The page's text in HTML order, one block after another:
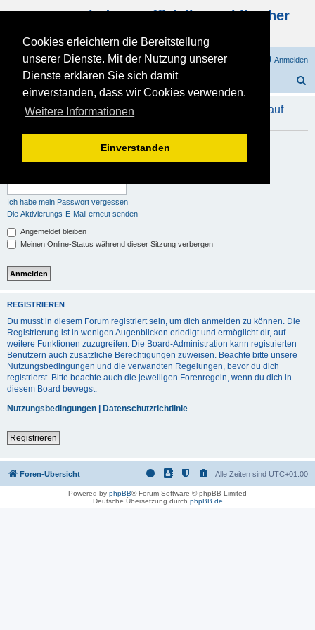
Cookies erleichtern die Bereitstellung
unserer Dienste. Mit der Nutzung unserer
Dienste erklären Sie sich damit
einverstanden, dass wir Cookies verwenden.
Weitere Informationen
Einverstanden
KB Gemeinde - Inoffizielles Kohlbacher
FAQ Anmelden
Registrieren
Foren-Übersicht
h
Um Beiträge in diesem Forum anzusehen, musst du auf
diesem Board registriert und angemeldet sein.
Ich habe mein Passwort vergessen
Die Aktivierungs-E-Mail erneut senden
Angemeldet bleiben
Meinen Online-Status während dieser Sitzung verbergen
REGISTRIEREN
Du musst in diesem Forum registriert sein, um dich anmelden zu können. Die
Registrierung ist in wenigen Augenblicken erledigt und ermöglicht dir, auf
weitere Funktionen zuzugreifen. Die Board-Administration kann registrierten
Benutzern auch zusätzliche Berechtigungen zuweisen. Beachte bitte unsere
Nutzungsbedingungen und die verwandten Regelungen, bevor du dich
registrierst. Bitte beachte auch die jeweiligen Forenregeln, wenn du dich in
diesem Board bewegst.
Nutzungsbedingungen | Datenschutzrichtlinie
Registrieren
Foren-Übersicht Alle Zeiten sind UTC+01:00
Powered by phpBB® Forum Software © phpBB Limited
Deutsche Übersetzung durch phpBB.de